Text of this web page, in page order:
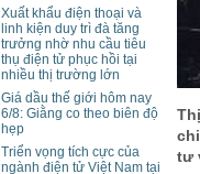
tư
Xuất khẩu điện thoại và
linh kiện duy trì đà tăng
trưởng nhờ nhu cầu tiêu
thụ điện tử phục hồi tại
nhiều thị trường lớn
Giá dầu thế giới hôm nay
6/8: Giằng co theo biên độ
hẹp
Triển vọng tích cực của
ngành điện tử Việt Nam tại